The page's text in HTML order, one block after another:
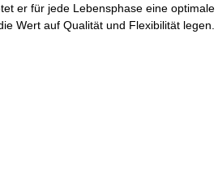
er für jede Lebensphase eine
Wert auf Qualität und Flexibilität legen.